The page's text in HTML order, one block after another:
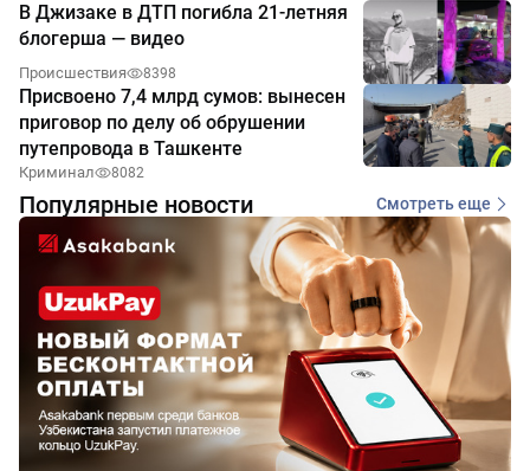
В Джизаке в ДТП погибла 21-летняя
блогерша — видео
Происшествия 8398
Присвоено 7,4 млрд сумов: вынесен
приговор по делу об обрушении
путепровода в Ташкенте
Криминал 8082
Популярные новости Смотреть еще